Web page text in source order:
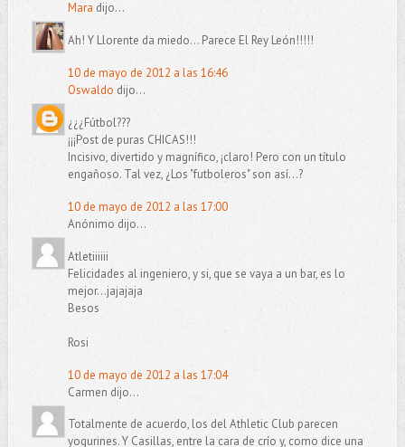
Mara dijo...
Ah! Y Llorente da miedo... Parece El Rey León!!!!!
10 de mayo de 2012 a las 16:46
Oswaldo dijo...
¿¿¿Fútbol???
¡¡¡Post de puras CHICAS!!!
Incisivo, divertido y magnífico, ¡claro! Pero con un título
engañoso. Tal vez, ¿Los "futboleros" son así...?
10 de mayo de 2012 a las 17:00
Anónimo dijo...
Atletiiiiii
Felicidades al ingeniero, y si, que se vaya a un bar, es lo
mejor...jajajaja
Besos
Rosi
10 de mayo de 2012 a las 17:04
Carmen dijo...
Totalmente de acuerdo, los del Athletic Club parecen
yogurines. Y Casillas, entre la cara de crío y, como dice una